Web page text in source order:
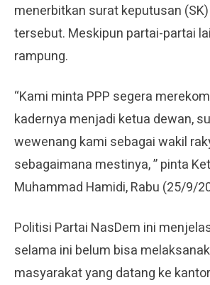
menerbitkan surat keputusan
tersebut. Meskipun partai-partai
rampung.
“Kami minta PPP segera
kadernya menjadi ketua dewan,
wewenang kami sebagai wakil
sebagaimana mestinya, ” pinta
Muhammad Hamidi, Rabu (25/9/
Politisi Partai NasDem ini
selama ini belum bisa
masyarakat yang datang ke